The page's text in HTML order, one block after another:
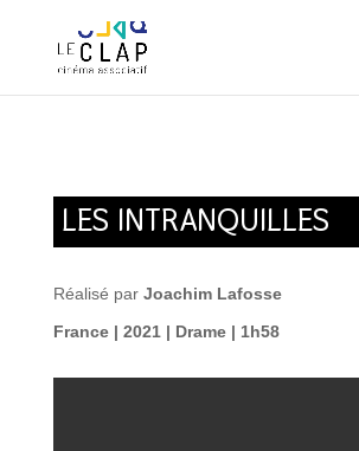
LES INTRANQUILLES
Réalisé par Joachim Lafosse
France | 2021 | Drame | 1h58